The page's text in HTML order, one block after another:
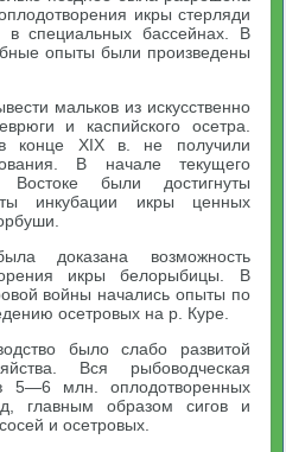
икры стерляди
специальных бассейнах. В
опыты были произведены
мальков из искусственно
и каспийского осетра.
конце XIX в. не получили
В начале текущего
были достигнуты
инкубации икры ценных
доказана возможность
икры белорыбицы. В
войны начались опыты по
осетровых на р. Куре.
было слабо развитой
Вся рыбоводческая
5—6 млн. оплодотворенных
главным образом сигов и
и осетровых.